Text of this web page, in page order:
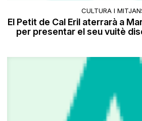
CULTURA I
El Petit de Cal Eril aterrarà a
per presentar el seu vuitè